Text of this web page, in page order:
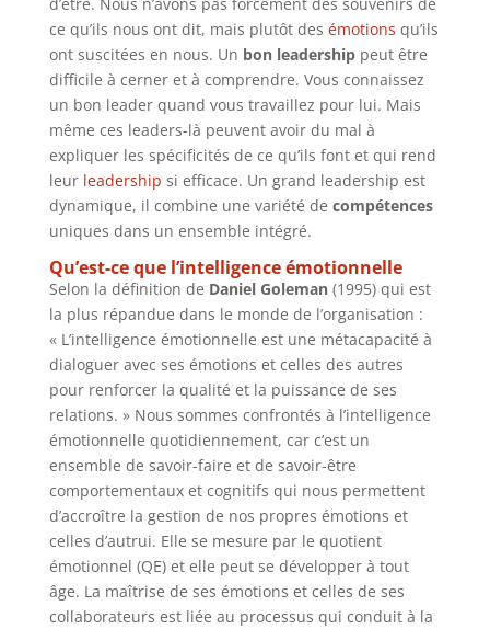
ce qu’ils nous ont dit, mais plutôt des émotions qu’ils
ont suscitées en nous. Un bon leadershippeut être
difficile à cerner et à comprendre. Vous connaissez
un bon leader quand vous travaillez pour lui. Mais
même ces leaders-là peuvent avoir du mal à
expliquer les spécificités de ce qu’ils font et qui rend
leur leadership si efficace. Un grand leadership est
dynamique, il combine une variété de compétences
uniques dans un ensemble intégré.
Qu’est-ce que l’intelligence émotionnelle
Selon la définition de Daniel Goleman(1995) qui est
la plus répandue dans le monde de l’organisation :
« L’intelligence émotionnelle est une métacapacité à
dialoguer avec ses émotions et celles des autres
pour renforcer la qualité et la puissance de ses
relations. » Nous sommes confrontés à l’intelligence
émotionnelle quotidiennement, car c’est un
ensemble de savoir-faire et de savoir-être
comportementaux et cognitifs qui nous permettent
d’accroître la gestion de nos propres émotions et
celles d’autrui. Elle se mesure par le quotient
émotionnel (QE) et elle peut se développer à tout
âge. La maîtrise de ses émotions et celles de ses
collaborateurs est liée au processus qui conduit à la